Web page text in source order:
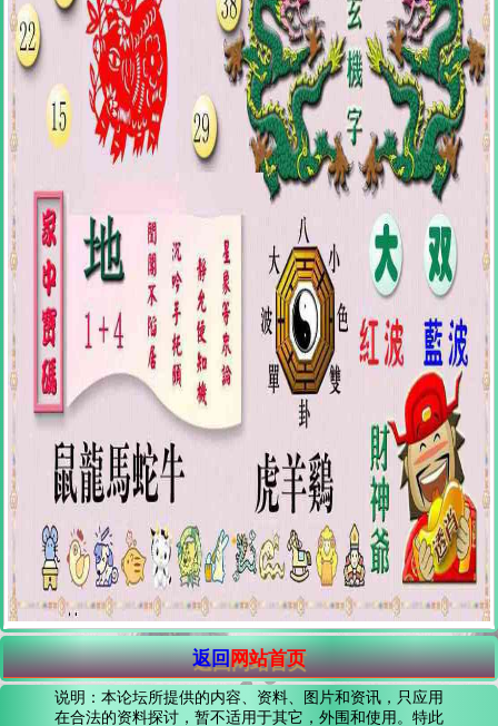
返回网站首页
说明：本论坛所提供的内容、资料、图片和资讯，只应用
在合法的资料探讨，暂不适用于其它，外围和使用。特此